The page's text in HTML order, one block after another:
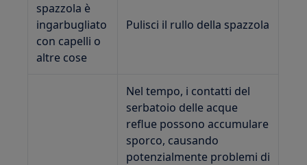
spazzola è
ingarbugliato
con capelli o
altre cose
Pulisci il rullo della spazzola
Nel tempo, i contatti del
serbatoio delle acque
reflue possono accumulare
sporco, causando
potenzialmente problemi di